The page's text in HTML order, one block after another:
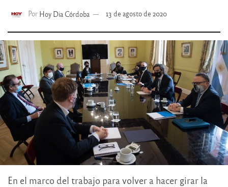
Por Hoy Dia Córdoba 13 de agosto de 2020
En el marco del trabajo para volver a hacer girar la